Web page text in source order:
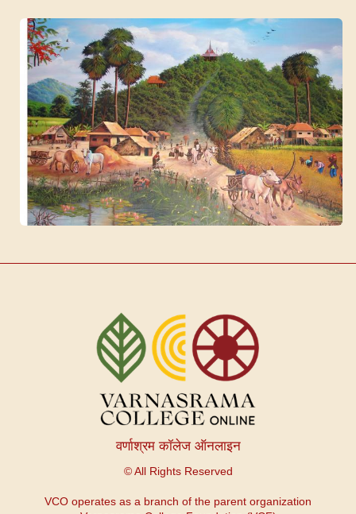
वर्णाश्रम कॉलेज ऑनलाइन
© All Rights Reserved
VCO operates as a branch of the parent organization